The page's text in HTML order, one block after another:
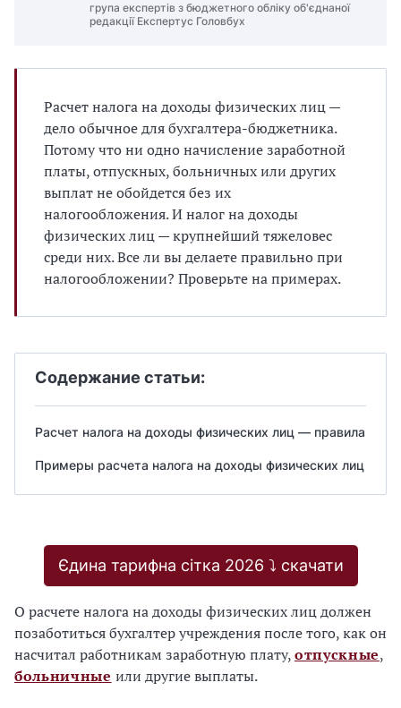
група експертів з бюджетного обліку об'єднаної
редакції Експертус Головбух
Расчет налога на доходы физических лиц —
дело обычное для бухгалтера-бюджетника.
Потому что ни одно начисление заработной
платы, отпускных, больничных или других
выплат не обойдется без их
налогообложения. И налог на доходы
физических лиц — крупнейший тяжеловес
среди них. Все ли вы делаете правильно при
налогообложении? Проверьте на примерах.
Содержание статьи:
Расчет налога на доходы физических лиц — правила
Примеры расчета налога на доходы физических лиц
Єдина тарифна сітка 2026 ⤵️ скачати
О расчете налога на доходы физических лиц должен
позаботиться бухгалтер учреждения после того, как он
насчитал работникам заработную плату,отпускные,
больничные или другие выплаты.